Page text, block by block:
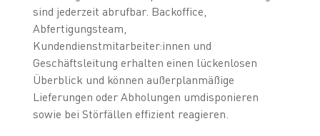
sind jederzeit abrufbar. Backoffice,
Abfertigungsteam,
Kundendienstmitarbeiter:innen und
Geschäftsleitung erhalten einen lückenlosen
Überblick und können außerplanmäßige
Lieferungen oder Abholungen umdisponieren
sowie bei Störfällen effizient reagieren.